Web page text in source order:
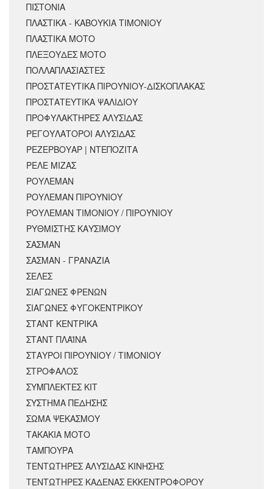
ΠΙΣΤΟΝΙΑ
ΠΛΑΣΤΙΚΑ - ΚΑΒΟΥΚΙΑ ΤΙΜΟΝΙΟΥ
ΠΛΑΣΤΙΚΑ ΜΟΤΟ
ΠΛΕΞΟΥΔΕΣ ΜΟΤΟ
ΠΟΛΛΑΠΛΑΣΙΑΣΤΕΣ
ΠΡΟΣΤΑΤΕΥΤΙΚΑ ΠΙΡΟΥΝΙΟΥ-ΔΙΣΚΟΠΛΑΚΑΣ
ΠΡΟΣΤΑΤΕΥΤΙΚΑ ΨΑΛΙΔΙΟΥ
ΠΡΟΦΥΛΑΚΤΗΡΕΣ ΑΛΥΣΙΔΑΣ
ΡΕΓΟΥΛΑΤΟΡΟΙ ΑΛΥΣΙΔΑΣ
ΡΕΖΕΡΒΟΥΑΡ | ΝΤΕΠΟΖΙΤΑ
ΡΕΛΕ ΜΙΖΑΣ
ΡΟΥΛΕΜΑΝ
ΡΟΥΛΕΜΑΝ ΠΙΡΟΥΝΙΟΥ
ΡΟΥΛΕΜΑΝ ΤΙΜΟΝΙΟΥ / ΠΙΡΟΥΝΙΟΥ
ΡΥΘΜΙΣΤΗΣ ΚΑΥΣΙΜΟΥ
ΣΑΣΜΑΝ
ΣΑΣΜΑΝ - ΓΡΑΝΑΖΙΑ
ΣΕΛΕΣ
ΣΙΑΓΩΝΕΣ ΦΡΕΝΩΝ
ΣΙΑΓΩΝΕΣ ΦΥΓΟΚΕΝΤΡΙΚΟΥ
ΣΤΑΝΤ ΚΕΝΤΡΙΚΑ
ΣΤΑΝΤ ΠΛΑΪΝΑ
ΣΤΑΥΡΟΙ ΠΙΡΟΥΝΙΟΥ / ΤΙΜΟΝΙΟΥ
ΣΤΡΟΦΑΛΟΣ
ΣΥΜΠΛΕΚΤΕΣ ΚΙΤ
ΣΥΣΤΗΜΑ ΠΕΔΗΣΗΣ
ΣΩΜΑ ΨΕΚΑΣΜΟΥ
ΤΑΚΑΚΙΑ ΜΟΤΟ
ΤΑΜΠΟΥΡΑ
ΤΕΝΤΩΤΗΡΕΣ ΑΛΥΣΙΔΑΣ ΚΙΝΗΣΗΣ
ΤΕΝΤΩΤΗΡΕΣ ΚΑΔΕΝΑΣ ΕΚΚΕΝΤΡΟΦΟΡΟΥ